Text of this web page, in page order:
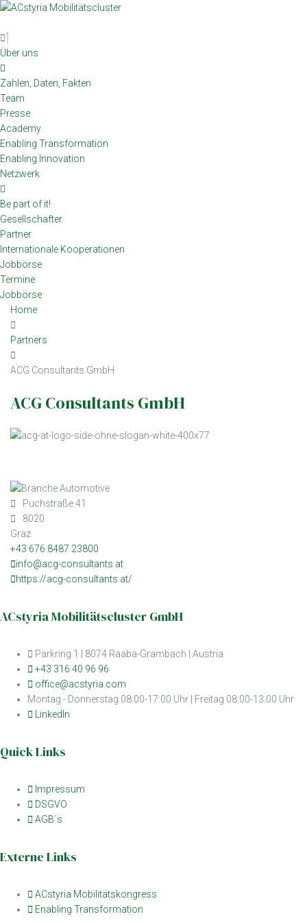
Skip
content
Über uns
Zahlen, Daten, Fakten
Team
Presse
Academy
Enabling Transformation
Enabling Innovation
Netzwerk
Be part of it!
Gesellschafter
Partner
Internationale Kooperationen
Jobbörse
Termine
Jobbörse
Home
Partners
ACG Consultants GmbH
ACG Consultants GmbH
Puchstraße 41
8020
Graz
+43 676 8487 23800
info@acg-consultants.at
https://acg-consultants.at/
ACstyria Mobilitätscluster GmbH
Parkring 1 | 8074 Raaba-Grambach | Austria
+43 316 40 96 96
office@acstyria.com
Montag - Donnerstag 08:00-17:00 Uhr | Freitag 08:00-13:00 Uhr
LinkedIn
Quick Links
Impressum
DSGVO
AGB´s
Externe Links
ACstyria Mobilitätskongress
Enabling Transformation